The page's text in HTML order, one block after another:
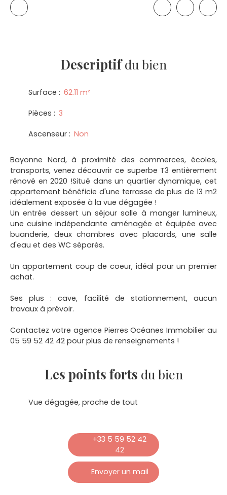
Descriptifdu bien
Surface : 62.11 m²
Pièces : 3
Ascenseur : Non
Bayonne Nord, à proximité des commerces, écoles,
transports, venez découvrir ce superbe T3 entièrement
rénové en 2020 !Situé dans un quartier dynamique, cet
appartement bénéficie d'une terrasse de plus de 13 m2
idéalement exposée à la vue dégagée !
Un entrée dessert un séjour salle à manger lumineux,
une cuisine indépendante aménagée et équipée avec
buanderie, deux chambres avec placards, une salle
d'eau et des WC séparés.
Un appartement coup de coeur, idéal pour un premier
achat.
Ses plus : cave, facilité de stationnement, aucun
travaux à prévoir.
Contactez votre agence Pierres Océanes Immobilier au
05 59 52 42 42 pour plus de renseignements !
Les points forts du bien
Vue dégagée, proche de tout
+33 5 59 52 42
42
Envoyer un mail